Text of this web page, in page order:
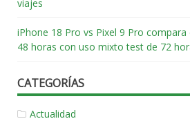
viajes
iPhone 18 Pro vs Pixel 9 Pro
48 horas con uso mixto test de 72
CATEGORÍAS
Actualidad